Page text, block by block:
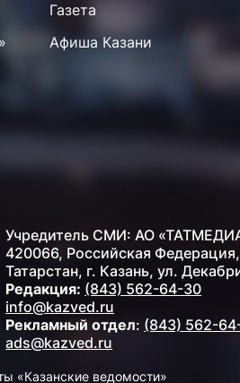
Газета
Афиша Казани
Учредитель СМИ: АО
420066, Российская
Татарстан, г. Казань, ул.
Редакция: (843) 562-64-30
info@kazved.ru
Рекламный отдел: (843) 562-
ads@kazved.ru
«Казанские ведомости»